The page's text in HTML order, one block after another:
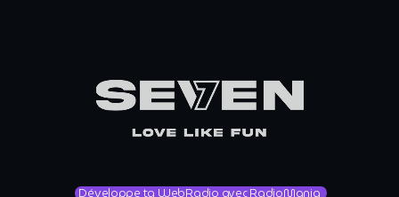
Développe ta WebRadio avec RadioMania